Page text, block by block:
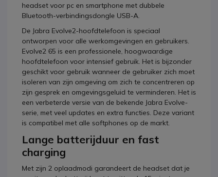
headset voor pc en smartphone met dubbele
Bluetooth-verbindingsdongle USB-A.
De Jabra Evolve2-hoofdtelefoon is speciaal
ontworpen voor alle werkomgevingen en gebruikers.
Evolve2 65 is een professionele, hoogwaardige
hoofdtelefoon voor intensief gebruik. Het is bijzonder
geschikt voor gebruik wanneer de gebruiker zich moet
isoleren van zijn omgeving om zich te concentreren op
zijn gesprek en omgevingsgeluid te verminderen. Het is
een verbeterde versie van de bekende Jabra Evolve-
serie, met veel updates en extra functies. Deze variant
is compatibel met alle softphones op de markt.
Lange batterijduur en fast
charging
Met zijn 2 oplaadmodi garandeert de headset dat je